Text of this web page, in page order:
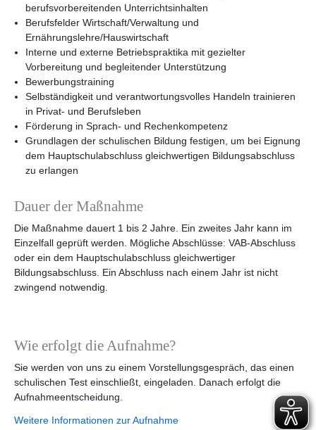
berufsvorbereitenden Unterrichtsinhalten
Berufsfelder Wirtschaft/Verwaltung und
Ernährungslehre/Hauswirtschaft
Interne und externe Betriebspraktika mit gezielter
Vorbereitung und begleitender Unterstützung
Bewerbungstraining
Selbständigkeit und verantwortungsvolles Handeln trainieren
in Privat- und Berufsleben
Förderung in Sprach- und Rechenkompetenz
Grundlagen der schulischen Bildung festigen, um bei Eignung
dem Hauptschulabschluss gleichwertigen Bildungsabschluss
zu erlangen
Dauer der Maßnahme
Die Maßnahme dauert 1 bis 2 Jahre. Ein zweites Jahr kann im
Einzelfall geprüft werden. Mögliche Abschlüsse: VAB-Abschluss
oder ein dem Hauptschulabschluss gleichwertiger
Bildungsabschluss. Ein Abschluss nach einem Jahr ist nicht
zwingend notwendig.
Wie erfolgt die Aufnahme?
Sie werden von uns zu einem Vorstellungsgespräch, das einen
schulischen Test einschließt, eingeladen. Danach erfolgt die
Aufnahmeentscheidung.
Weitere Informationen zur Aufnahme